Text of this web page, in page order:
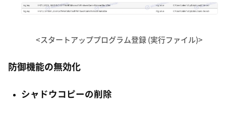
<スタートアッププログラム登録 (実行ファイル)>
防御機能の無効化
シャドウコピーの削除